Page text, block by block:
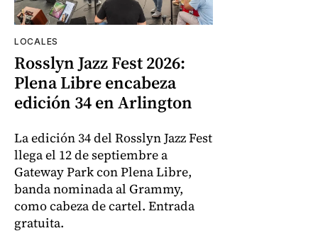
LOCALES
Rosslyn Jazz Fest 2026:
Plena Libre encabeza
edición 34 en Arlington
La edición 34 del Rosslyn Jazz Fest
llega el 12 de septiembre a
Gateway Park con Plena Libre,
banda nominada al Grammy,
como cabeza de cartel. Entrada
gratuita.